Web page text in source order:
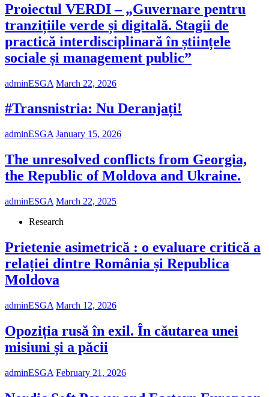
Proiectul VERDI – „Guvernare pentru
tranzițiile verde și digitală. Stagii de
practică interdisciplinară în științele
sociale și management public”
adminESGA March 22, 2026
#Transnistria: Nu Deranjați!
adminESGA January 15, 2026
The unresolved conflicts from Georgia,
the Republic of Moldova and Ukraine.
adminESGA March 22, 2025
Research
Prietenie asimetrică : o evaluare critică a
relației dintre România și Republica
Moldova
adminESGA March 12, 2026
Opoziția rusă în exil. În căutarea unei
misiuni și a păcii
adminESGA February 21, 2026